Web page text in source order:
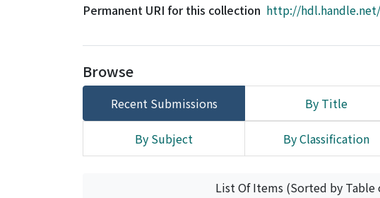
Permanent URI for this collection http://
Browse
Recent Submissions By Title
By Subject By Classification
List Of Items (Sorted by Table